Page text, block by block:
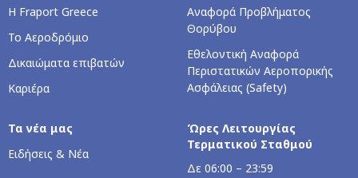
Η Fraport Greece
Το Αεροδρόμιο
Δικαιώματα επιβατών
Καριέρα
Αναφορά Προβλήματος
Θορύβου
Εθελοντική Αναφορά
Περιστατικών Αεροπορικής
Ασφάλειας (Safety)
Τα νέα μας
Ειδήσεις & Νέα
Ώρες Λειτουργίας
Τερματικού Σταθμού
Δε 06:00 – 23:59